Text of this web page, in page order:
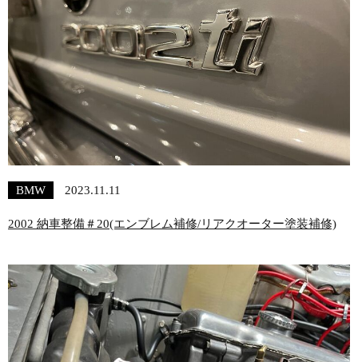
BMW 2023.11.11
2002 納車整備＃20(エンブレム補修/リアクオーター塗装補修)